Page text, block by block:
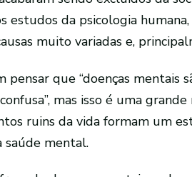
estudos da psicologia
muito variadas e,
pensar que “doenças mentais
mas isso é uma
ruins da vida formam um
saúde mental.